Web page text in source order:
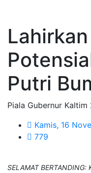
Putri
Piala Gubernur Kaltim
Kamis, 16
779
SELAMAT